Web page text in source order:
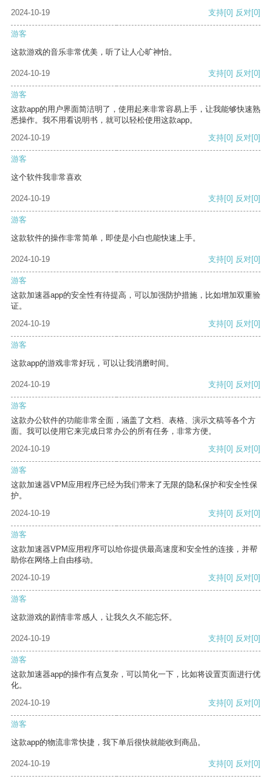
2024-10-19 支持[0] 反对[0]
游客
这款游戏的音乐非常优美，听了让人心旷神怡。
2024-10-19 支持[0] 反对[0]
游客
这款app的用户界面简洁明了，使用起来非常容易上手，让我能够快速熟
悉操作。我不用看说明书，就可以轻松使用这款app。
2024-10-19
支持[0] 反对[0]
游客
这个软件我非常喜欢
2024-10-19 支持[0] 反对[0]
游客
这款软件的操作非常简单，即使是小白也能快速上手。
2024-10-19 支持[0] 反对[0]
游客
这款加速器app的安全性有待提高，可以加强防护措施，比如增加双重验
证。
2024-10-19
支持[0] 反对[0]
游客
这款app的游戏非常好玩，可以让我消磨时间。
2024-10-19 支持[0] 反对[0]
游客
这款办公软件的功能非常全面，涵盖了文档、表格、演示文稿等各个方
面。我可以使用它来完成日常办公的所有任务，非常方便。
2024-10-19
支持[0] 反对[0]
游客
这款加速器VPM应用程序已经为我们带来了无限的隐私保护和安全性保
护。
2024-10-19
支持[0] 反对[0]
游客
这款加速器VPM应用程序可以给你提供最高速度和安全性的连接，并帮
助你在网络上自由移动。
2024-10-19
支持[0] 反对[0]
游客
这款游戏的剧情非常感人，让我久久不能忘怀。
2024-10-19 支持[0] 反对[0]
游客
这款加速器app的操作有点复杂，可以简化一下，比如将设置页面进行优
化。
2024-10-19
支持[0] 反对[0]
游客
这款app的物流非常快捷，我下单后很快就能收到商品。
2024-10-19 支持[0] 反对[0]